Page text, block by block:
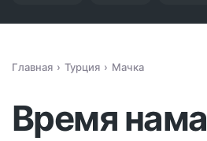
Главная Турция Мачка
Время